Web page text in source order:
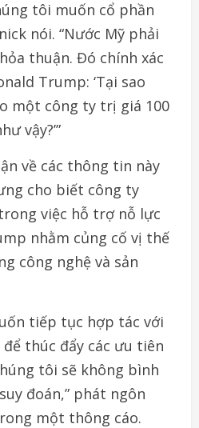
tôi muốn cổ phần
nói. “Nước Mỹ phải
thuận. Đó chính xác
Trump: ‘Tại sao
một công ty trị giá 100
vậy?’”
về các thông tin này
cho biết công ty
việc hỗ trợ nỗ lực
nhằm củng cố vị thế
công nghệ và sản
tiếp tục hợp tác với
thúc đẩy các ưu tiên
tôi sẽ không bình
đoán,” phát ngôn
một thông cáo.